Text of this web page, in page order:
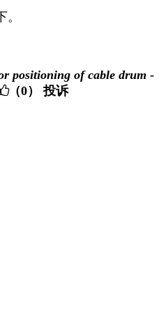
positioning of cable drum -
（0） 投诉